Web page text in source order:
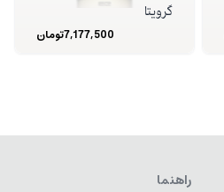
گرویتا
7,177,500تومان
راهنما